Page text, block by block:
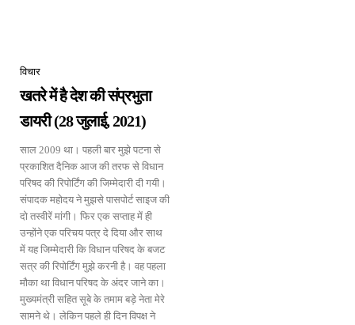
विचार
खतरे में है देश की संप्रभुता
डायरी (28 जुलाई, 2021)
साल 2009 था। पहली बार मुझे पटना से
प्रकाशित दैनिक आज की तरफ से विधान
परिषद की रिपोर्टिंग की जिम्मेदारी दी गयी।
संपादक महोदय ने मुझसे पासपोर्ट साइज की
दो तस्वीरें मांगी। फिर एक सप्ताह में ही
उन्होंने एक परिचय पत्र दे दिया और साथ
में यह जिम्मेदारी कि विधान परिषद के बजट
सत्र की रिपोर्टिंग मुझे करनी है। वह पहला
मौका था विधान परिषद के अंदर जाने का।
मुख्यमंत्री सहित सूबे के तमाम बड़े नेता मेरे
सामने थे। लेकिन पहले ही दिन विपक्ष ने